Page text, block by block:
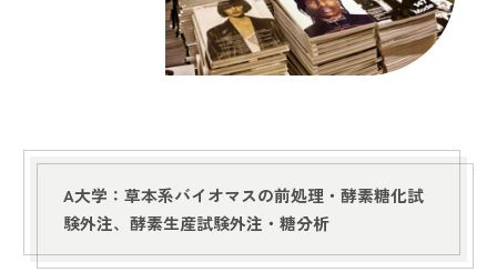
A大学：草本系バイオマスの前処理・酵素糖化試
験外注、酵素生産試験外注・糖分析